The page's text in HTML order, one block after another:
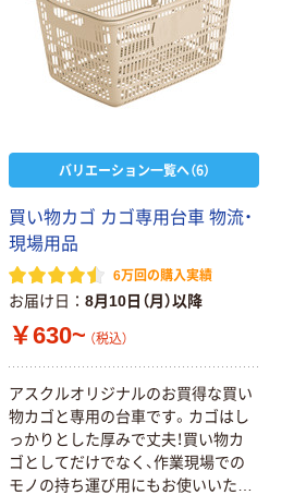
バリエーション一覧へ（6）
買い物カゴ カゴ専用台車 物流・
現場用品
6万回の購入実績
お届け日 8月10日（月）以降
￥630~ （税込）
アスクルオリジナルのお買得な買い
物カゴと専用の台車です。カゴはし
っかりとした厚みで丈夫！買い物カ
ゴとしてだけでなく、作業現場での
モノの持ち運び用にもお使いいただ